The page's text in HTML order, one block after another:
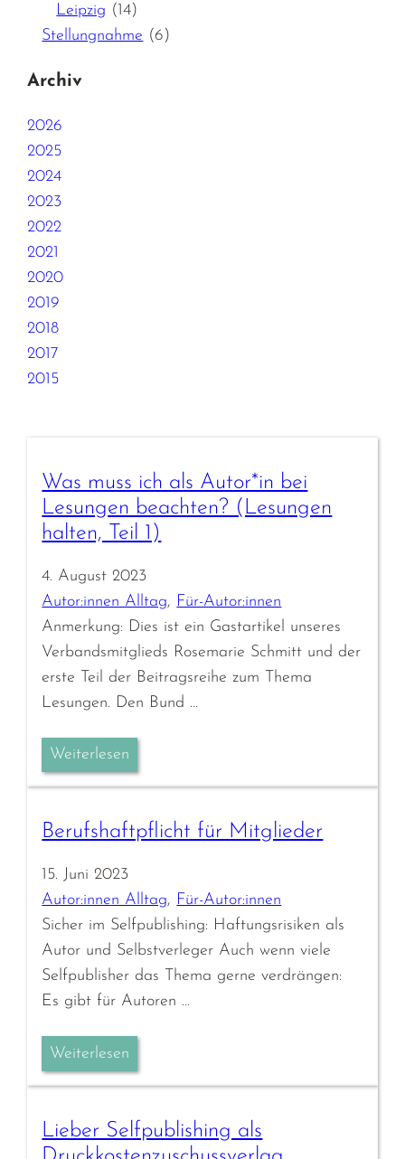
Leipzig (14)
Stellungnahme (6)
Archiv
2026
2025
2024
2023
2022
2021
2020
2019
2018
2017
2015
Was muss ich als Autor*in bei
Lesungen beachten? (Lesungen
halten, Teil 1)
4. August 2023
Autor:innen Alltag, Für-Autor:innen
Anmerkung: Dies ist ein Gastartikel unseres
Verbandsmitglieds Rosemarie Schmitt und der
erste Teil der Beitragsreihe zum Thema
Lesungen. Den Bund …
Weiterlesen
Berufshaftpflicht für Mitglieder
15. Juni 2023
Autor:innen Alltag, Für-Autor:innen
Sicher im Selfpublishing: Haftungsrisiken als
Autor und Selbstverleger Auch wenn viele
Selfpublisher das Thema gerne verdrängen:
Es gibt für Autoren …
Weiterlesen
Lieber Selfpublishing als